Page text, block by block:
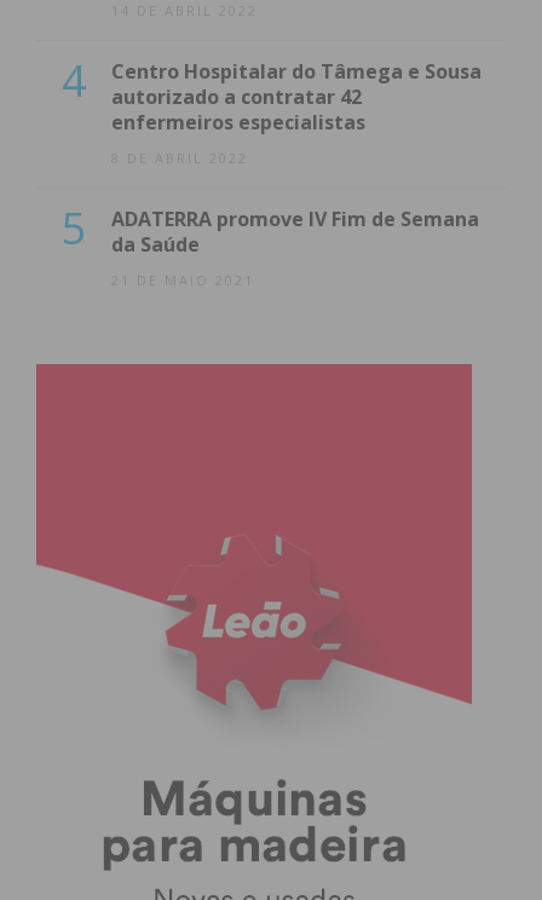
14 DE ABRIL 2022
4
Centro Hospitalar do Tâmega e Sousa
autorizado a contratar 42
enfermeiros especialistas
8 DE ABRIL 2022
5
ADATERRA promove IV Fim de Semana
da Saúde
21 DE MAIO 2021